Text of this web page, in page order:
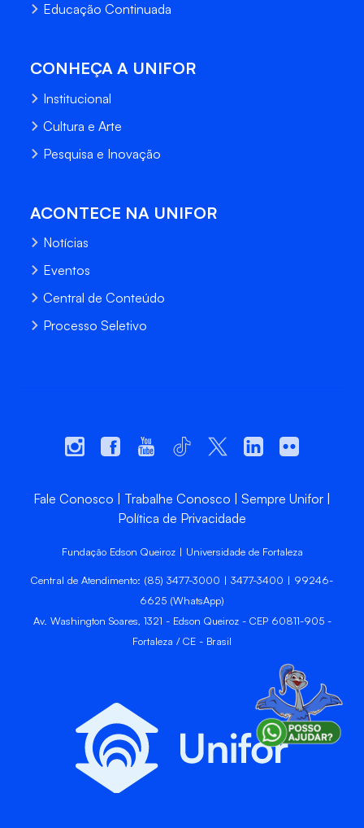
Educação Continuada
CONHEÇA A UNIFOR
Institucional
Cultura e Arte
Pesquisa e Inovação
ACONTECE NA UNIFOR
Notícias
Eventos
Central de Conteúdo
Processo Seletivo
Fale Conosco Trabalhe Conosco
Sempre Unifor
Política de Privacidade
Fundação Edson Queiroz | Universidade de Fortaleza
Central de Atendimento: (85) 3477-3000 | 3477-3400 | 99246-
6625 (WhatsApp)
Av. Washington Soares, 1321 - Edson Queiroz - CEP 60811-905 -
Fortaleza / CE - Brasil